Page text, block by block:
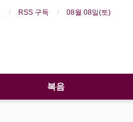
RSS 구독 08월 08일(토)
복음